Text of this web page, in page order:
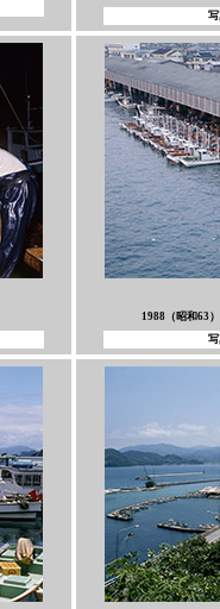
1988（昭和63